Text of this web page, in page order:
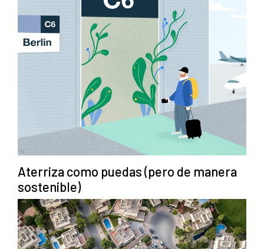
Aterriza como puedas (pero de manera
sostenible)